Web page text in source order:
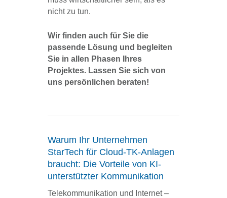
nicht zu tun.
Wir finden auch für Sie die
passende Lösung und begleiten
Sie in allen Phasen Ihres
Projektes. Lassen Sie sich von
uns persönlichen beraten!
Warum Ihr Unternehmen
StarTech für Cloud-TK-Anlagen
braucht: Die Vorteile von KI-
unterstützter Kommunikation
Telekommunikation und Internet –